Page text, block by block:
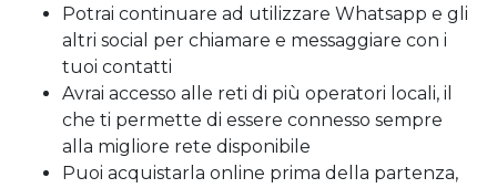
Potrai continuare ad utilizzare Whatsapp e gli
altri social per chiamare e messaggiare con i
tuoi contatti
Avrai accesso alle reti di più operatori locali, il
che ti permette di essere connesso sempre
alla migliore rete disponibile
Puoi acquistarla online prima della partenza,